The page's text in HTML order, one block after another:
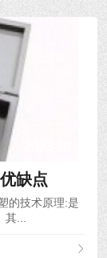
缺点
的技术原理:是
...